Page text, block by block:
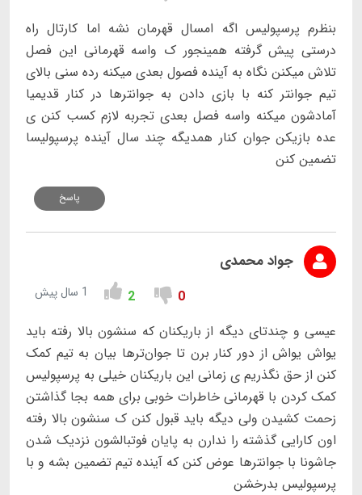
بنظرم پرسپولیس اگه امسال قهرمان نشه اما کارتال راه
درستی پیش گرفته همینجور ک واسه قهرمانی این فصل
تلاش میکنن نگاه به آینده فصول بعدی میکنه رده سنی بالای
تیم جوانتر کنه با بازی دادن به جوانترها در کنار قدیمیا
آمادشون میکنه واسه فصل بعدی تجربه لازم کسب کنن ی
عده بازیکن جوان کنار همدیگه چند سال آینده پرسپولیسا
تضمین کنن
پاسخ
جواد محمدی
0
2 1 سال پیش
عیسی و چندتای دیگه از باریکنان که سنشون بالا رفته باید
یواش یواش از دور کنار برن تا جوان‌ترها بیان به تیم کمک
کنن از حق نگذریم ی زمانی این باریکنان خیلی به پرسپولیس
کمک کردن با قهرمانی خاطرات خوبی برای همه بجا گذاشتن
زحمت کشیدن ولی دیگه باید قبول کنن ک سنشون بالا رفته
اون کارایی گذشته را ندارن به پایان فوتبالشون نزدیک شدن
جاشونا با جوانترها عوض کنن که آینده تیم تضمین بشه و با
پرسپولیس بدرخشن